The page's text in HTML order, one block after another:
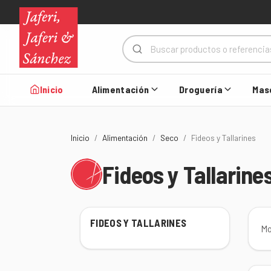
Inicio Alimentación Droguería
Inicio Alimentación Seco Fideos y Tallarines
Fideos y
FIDEOS Y TALLARINES